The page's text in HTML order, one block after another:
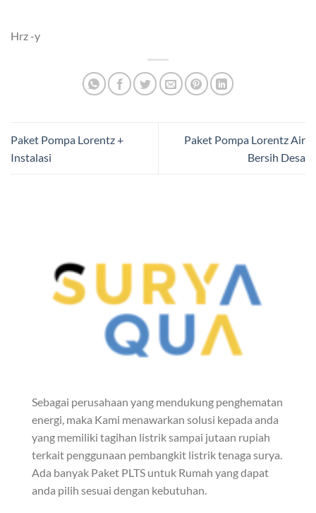
Hrz -y
Paket Pompa Lorentz +
Instalasi
Paket Pompa Lorentz Air
Bersih Desa
Sebagai perusahaan yang mendukung penghematan
energi, maka Kami menawarkan solusi kepada anda
yang memiliki tagihan listrik sampai jutaan rupiah
terkait penggunaan pembangkit listrik tenaga surya.
Ada banyak Paket PLTS untuk Rumah yang dapat
anda pilih sesuai dengan kebutuhan.